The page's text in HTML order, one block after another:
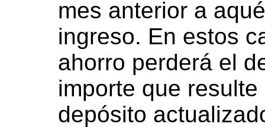
mes anterior a
ingreso. En estos
ahorro perderá el
importe que
depósito